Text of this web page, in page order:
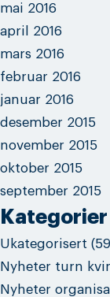
mai 2016
april 2016
mars 2016
februar 2016
januar 2016
desember 2015
november 2015
oktober 2015
september 2015
Kategorier
Ukategorisert
Nyheter turn
Nyheter